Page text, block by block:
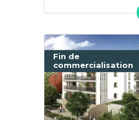
Fin de
commercialisation